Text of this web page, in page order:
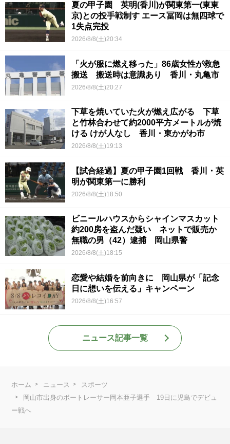
夏の甲子園 英明(香川)が関東第一(東東
京)との投手戦制す エース冨岡は無四球で
1失点完投
2026/8/8(土)20:34
「火が服に燃え移った」86歳女性が救急
搬送 搬送時は意識あり 香川・丸亀市
2026/8/8(土)20:27
下草を焼いていた火が燃え広がる 下草
と竹林合わせて約2000平方メートルが焼
ける けが人なし 香川・東かがわ市
2026/8/8(土)19:13
【試合経過】夏の甲子園1回戦 香川・英
明が関東第一に勝利
2026/8/8(土)18:50
ビニールハウスからシャインマスカット
約200房を盗んだ疑い ネットで販売か
無職の男（42）逮捕 岡山県警
2026/8/8(土)18:15
恋愛や結婚を前向きに 岡山県が「記念
日に想いを伝える」キャンペーン
2026/8/8(土)16:57
ニュース記事一覧
ホーム ニュース
スポーツ
岡山市出身のボートレーサー岡本亜子選手 19日に児島でデビュ
ー戦へ